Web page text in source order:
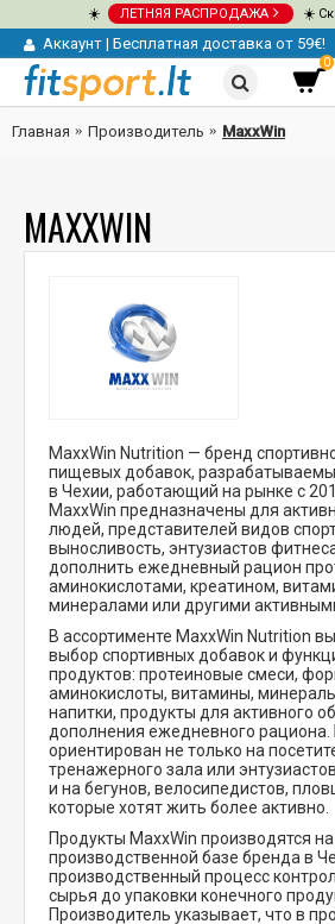
☀️ ЛЕТНЯЯ РАСПРОДАЖА ☀️
Аккаунт | Бесплатная доставка от 59€!
0
Главная Производитель MaxxWin
MAXXWIN
MaxxWin Nutrition — бренд
пищевых добавок,
в Чехии, работающий на рынке с
MaxxWin предназначены для
людей, представителей видов
выносливость, энтузиастов
дополнить ежедневный рацион
аминокислотами, креатином,
минералами или другими
В ассортименте MaxxWin Nutrition
выбор спортивных добавок и
продуктов: протеиновые смеси,
аминокислоты, витамины,
напитки, продукты для активного
дополнения ежедневного рациона.
ориентирован не только на
тренажерного зала или
и на бегунов, велосипедистов,
которые хотят жить более активно.
Продукты MaxxWin производятся
производственной базе бренда в
производственный процесс
сырья до упаковки конечного
Производитель указывает, что в